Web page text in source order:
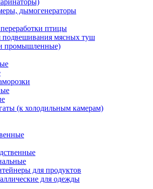
дымогенераторы
птицы
подвешивания мясных туш
промышленные)
(к холодильным камерам)
для продуктов
для одежды